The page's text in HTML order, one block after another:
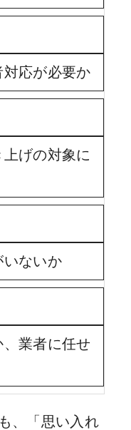
応が必要か
げの対象に
いないか
業者に任せ
、「思い入れ